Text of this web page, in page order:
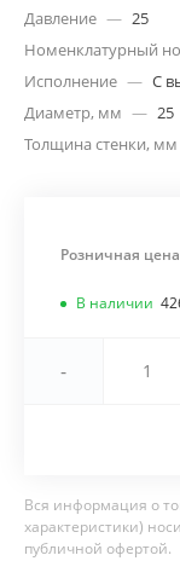
Давление — 25
Номенклатурный
Исполнение — С
Диаметр, мм — 25
Толщина стенки, мм
Розничная
В наличии
-
Вся информация о
характеристики)
публичной офертой.